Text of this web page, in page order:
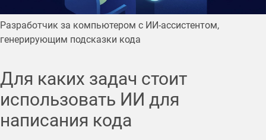
Разработчик за компьютером с ИИ-ассистентом,
генерирующим подсказки кода
Для каких задач стоит
использовать ИИ для
написания кода